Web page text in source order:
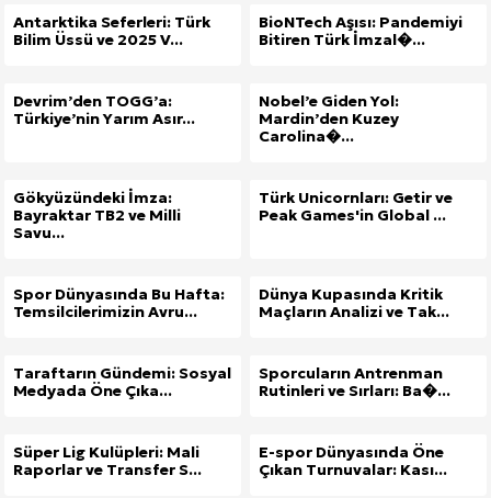
Antarktika Seferleri: Türk
Bilim Üssü ve 2025 V...
BioNTech Aşısı: Pandemiyi
Bitiren Türk İmzal�...
Devrim’den TOGG’a:
Türkiye’nin Yarım Asır...
Nobel’e Giden Yol:
Mardin’den Kuzey
Carolina�...
Gökyüzündeki İmza:
Bayraktar TB2 ve Milli
Savu...
Türk Unicornları: Getir ve
Peak Games'in Global ...
Spor Dünyasında Bu Hafta:
Temsilcilerimizin Avru...
Dünya Kupasında Kritik
Maçların Analizi ve Tak...
Taraftarın Gündemi: Sosyal
Medyada Öne Çıka...
Sporcuların Antrenman
Rutinleri ve Sırları: Ba�...
Süper Lig Kulüpleri: Mali
Raporlar ve Transfer S...
E-spor Dünyasında Öne
Çıkan Turnuvalar: Kası...